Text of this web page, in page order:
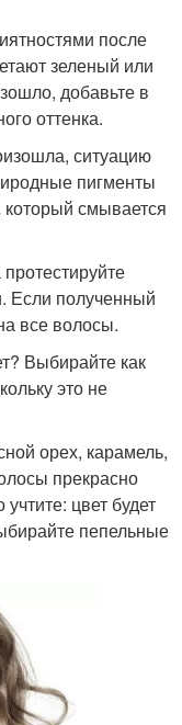
после
зеленый или
добавьте в
оттенка.
ситуацию
пигменты
смывается
Если полученный
все волосы.
Выбирайте как
это не
орех, карамель,
прекрасно
цвет будет
пепельные